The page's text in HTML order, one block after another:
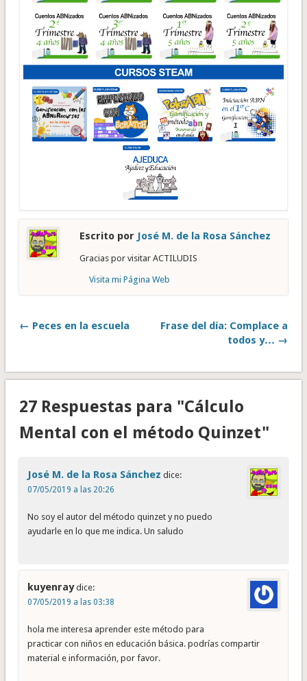
Escrito por José M. de la Rosa Sánchez
Gracias por visitar ACTILUDIS
Visita mi Página Web
← Peces en la escuela
Frase del día: Complace a
todos y… →
27 Respuestas para "Cálculo
Mental con el método Quinzet"
José M. de la Rosa Sánchez dice:
07/05/2019 a las 20:26
No soy el autor del método quinzet y no puedo
ayudarle en lo que me indica. Un saludo
kuyenray dice:
07/05/2019 a las 03:38
hola me interesa aprender este método para
practicar con niños en educación básica. podrías compartir
material e información, por favor.